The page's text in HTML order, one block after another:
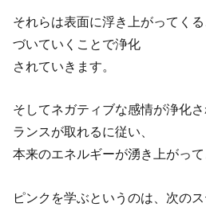
それらは表面に浮き上がってく
づいていくことで浄化
されていきます。
そしてネガティブな感情が浄化
ランスが取れるに従い、
本来のエネルギーが湧き上がって
ピンクを学ぶというのは、次の